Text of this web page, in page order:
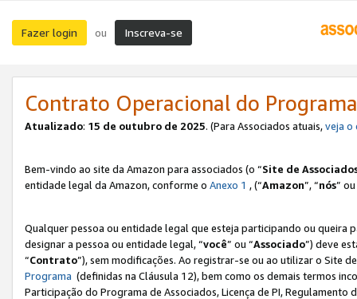
Fazer login ou Inscreva-se
Contrato Operacional do
Atualizado: 15 de outubro de 2025. (Para Associados atuais,veja o
Bem-vindo ao site da Amazon para associados (o “Site de
entidade legal da Amazon, conforme o Anexo 1 , (“Amazon”, “nós”
Qualquer pessoa ou entidade legal que esteja participando ou queira
designar a pessoa ou entidade legal, “você” ou “Associado”) deve
“Contrato”), sem modificações. Ao registrar-se ou ao utilizar o Site
Programa (definidas na Cláusula 12), bem como os demais termos
Participação do Programa de Associados, Licença de PI,